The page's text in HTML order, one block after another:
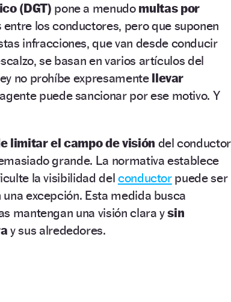
(DGT) pone a menudo multas por
entre los conductores, pero que suponen
infracciones, que van desde conducir
se basan en varios artículos del
no prohíbe expresamente llevar
puede sancionar por ese motivo. Y
limitar el campo de visión del
grande. La normativa establece
la visibilidad del conductorpuede ser
excepción. Esta medida busca
mantengan una visión clara ysin
y sus alrededores.